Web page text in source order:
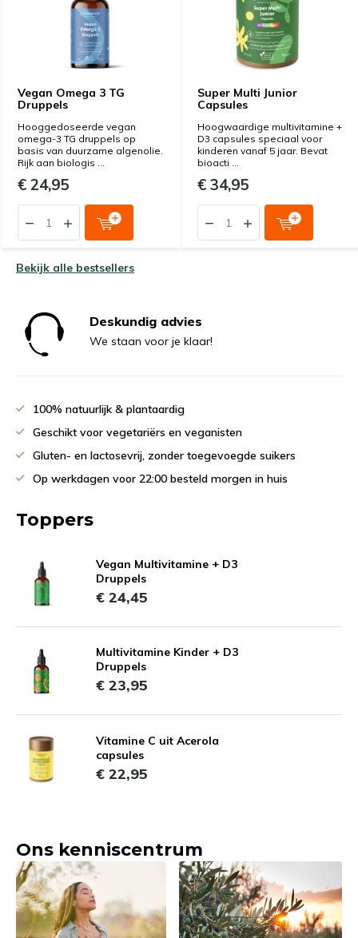
Vegan Omega 3 TG
Druppels
Hooggedoseerde vegan
omega-3 TG druppels op
basis van duurzame algenolie.
Rijk aan biologis ...
€ 24,95
Super Multi Junior
Capsules
Hoogwaardige multivitamine +
D3 capsules speciaal voor
kinderen vanaf 5 jaar. Bevat
bioacti ...
€ 34,95
Bekijk alle bestsellers
Deskundig advies
We staan voor je klaar!
100% natuurlijk & plantaardig
Geschikt voor vegetariërs en veganisten
Gluten- en lactosevrij, zonder toegevoegde suikers
Op werkdagen voor 22:00 besteld morgen in huis
Toppers
Vegan Multivitamine + D3
Druppels
€ 24,45
Multivitamine Kinder + D3
Druppels
€ 23,95
Vitamine C uit Acerola
capsules
€ 22,95
Ons kenniscentrum